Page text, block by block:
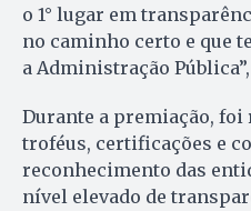
o 1° lugar em
no caminho certo e que
a Administração
Durante a premiação, foi
troféus, certificações e
reconhecimento das
nível elevado de